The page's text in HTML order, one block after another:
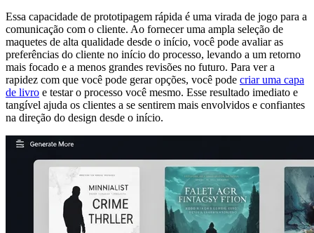
Essa capacidade de prototipagem rápida é uma virada de jogo para a
comunicação com o cliente. Ao fornecer uma ampla seleção de
maquetes de alta qualidade desde o início, você pode avaliar as
preferências do cliente no início do processo, levando a um retorno
mais focado e a menos grandes revisões no futuro. Para ver a
rapidez com que você pode gerar opções, você pode criar uma capa
de livro e testar o processo você mesmo. Esse resultado imediato e
tangível ajuda os clientes a se sentirem mais envolvidos e confiantes
na direção do design desde o início.